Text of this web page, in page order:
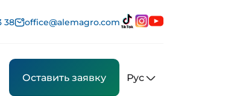
38 office@alemagro.com
Оставить заявку Рус